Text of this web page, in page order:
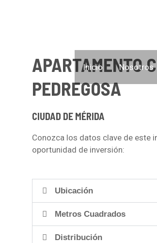
Inicio Nosotros
APARTAMENTO
PEDREGOSA
CIUDAD DE MÉRIDA
Conozca los datos clave de este
oportunidad de inversión:
Ubicación
Metros Cuadrados
Distribución